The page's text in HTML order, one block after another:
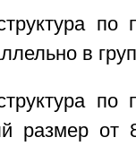
в
размер